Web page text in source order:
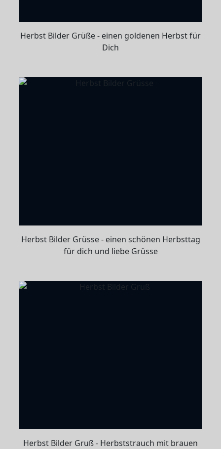
Herbst Bilder Grüße - einen goldenen Herbst für
Dich
Herbst Bilder Grüsse - einen schönen Herbsttag
für dich und liebe Grüsse
Herbst Bilder Gruß - Herbststrauch mit brauen